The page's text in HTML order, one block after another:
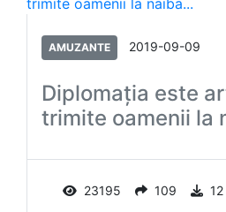
AMUZANTE 2019-09-09
Diplomaţia este
trimite oamenii la
23195 109 12